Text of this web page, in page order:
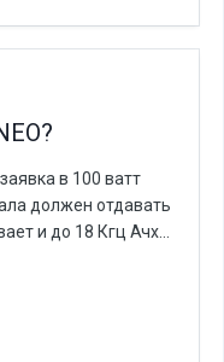
в 100 ватт
должен отдавать
и до 18 Кгц Ачх...